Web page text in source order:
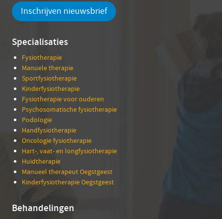
Inschrijven nieuwsbrief
Specialisaties
Fysiotherapie
Manuele therapie
Sportfysiotherapie
Kinderfysiotherapie
Fysiotherapie voor ouderen
Psychosomatische fysiotherapie
Podologie
Handfysiotherapie
Oncologie fysiotherapie
Hart-, vaat- en longfysiotherapie
Huidtherapie
Manueel therapeut Oegstgeest
Kinderfysiotherapie Oegstgeest
Behandelingen